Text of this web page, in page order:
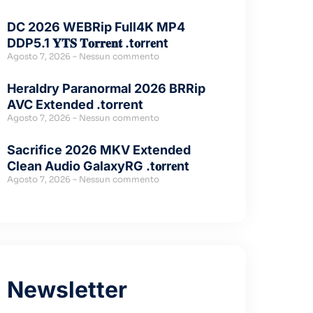
DC 2026 WEBRip Full4K MP4
DDP5.1 𝐘𝐓𝐒 𝐓𝐨𝐫𝐫𝐞𝐧𝐭 .t𝐨rr𝐞nt
Agosto 7, 2026 Nessun commento
Heraldry Paranormal 2026 BRRip
AVC Extended .torrent
Agosto 7, 2026 Nessun commento
Sacrifice 2026 MKV Extended
Clean Audio GalaxyRG .t𝐨rr𝐞nt
Agosto 7, 2026 Nessun commento
Newsletter